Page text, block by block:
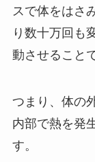
スで体をはさ
り数十万回も
動させること
つまり、体の
内部で熱を発
す。